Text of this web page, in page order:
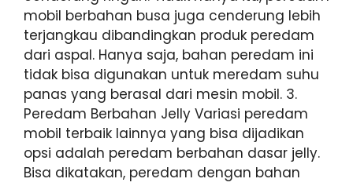
mobil berbahan busa juga cenderung lebih
terjangkau dibandingkan produk peredam
dari aspal. Hanya saja, bahan peredam ini
tidak bisa digunakan untuk meredam suhu
panas yang berasal dari mesin mobil. 3.
Peredam Berbahan Jelly Variasi peredam
mobil terbaik lainnya yang bisa dijadikan
opsi adalah peredam berbahan dasar jelly.
Bisa dikatakan, peredam dengan bahan